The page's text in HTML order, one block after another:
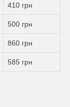
410 грн
500 грн
860 грн
585 грн